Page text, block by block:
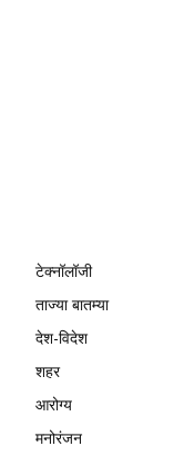
टेक्नॉलॉजी
ताज्या बातम्या
देश-विदेश
शहर
आरोग्य
मनोरंजन